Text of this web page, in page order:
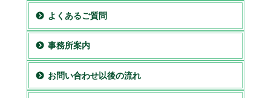
よくあるご質問
事務所案内
お問い合わせ以後の流れ